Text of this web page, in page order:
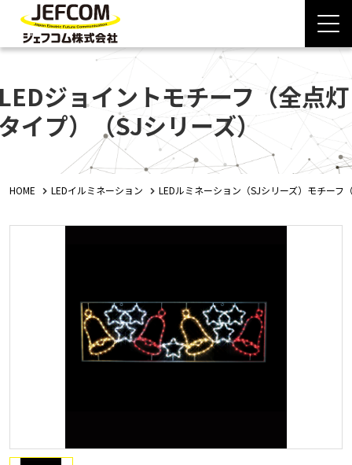
ジョイントモチーフ（全点灯
イプ）（SJシリーズ）
HOME LEDイルミネーション LEDルミネーション（SJシリーズ）モチーフ